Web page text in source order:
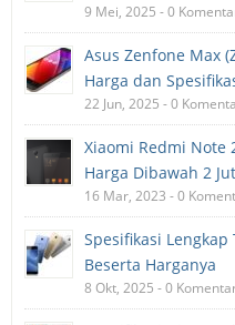
9 Mei, 2025 - 0
Asus Zenfone Max
Harga dan
22 Jun, 2025 - 0
Xiaomi Redmi Note
Harga Dibawah 2
16 Mar, 2023 - 0
Spesifikasi
Beserta Harganya
8 Okt, 2025 - 0